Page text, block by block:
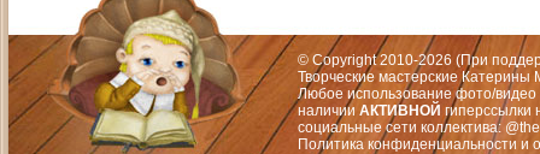
© Copyright 2010-2026 (При
Творческие мастерские
Любое использование фото/видео
наличии АКТИВНОЙ гиперссылки
социальные сети коллектива:
Политика конфиденциальности и